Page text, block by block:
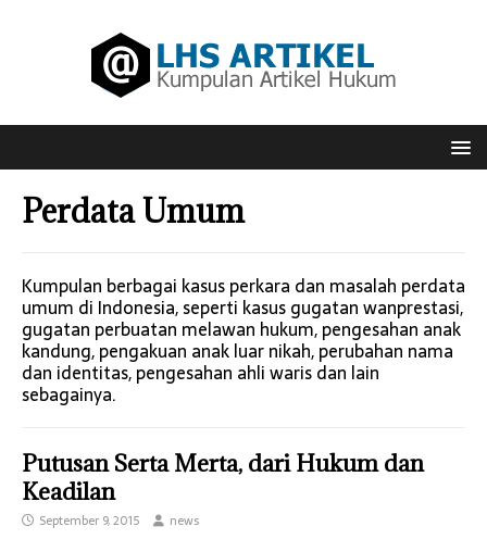
Perdata Umum
Kumpulan berbagai kasus perkara dan masalah perdata
umum di Indonesia, seperti kasus gugatan wanprestasi,
gugatan perbuatan melawan hukum, pengesahan anak
kandung, pengakuan anak luar nikah, perubahan nama
dan identitas, pengesahan ahli waris dan lain
sebagainya.
Putusan Serta Merta, dari Hukum dan
Keadilan
September 9, 2015 news